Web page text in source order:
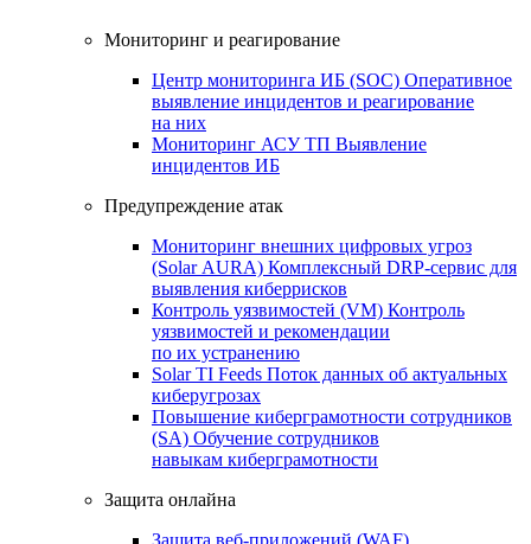
Мониторинг и реагирование
Центр мониторинга ИБ (SOC) Оперативное
выявление инцидентов и реагирование
на них
Мониторинг АСУ ТП Выявление
инцидентов ИБ
Предупреждение атак
Мониторинг внешних цифровых угроз
(Solar AURA) Комплексный DRP-сервис для
выявления киберрисков
Контроль уязвимостей (VM) Контроль
уязвимостей и рекомендации
по их устранению
Solar TI Feeds Поток данных об актуальных
киберугрозах
Повышение киберграмотности сотрудников
(SA) Обучение сотрудников
навыкам киберграмотности
Защита онлайна
Защита веб-приложений (WAF)